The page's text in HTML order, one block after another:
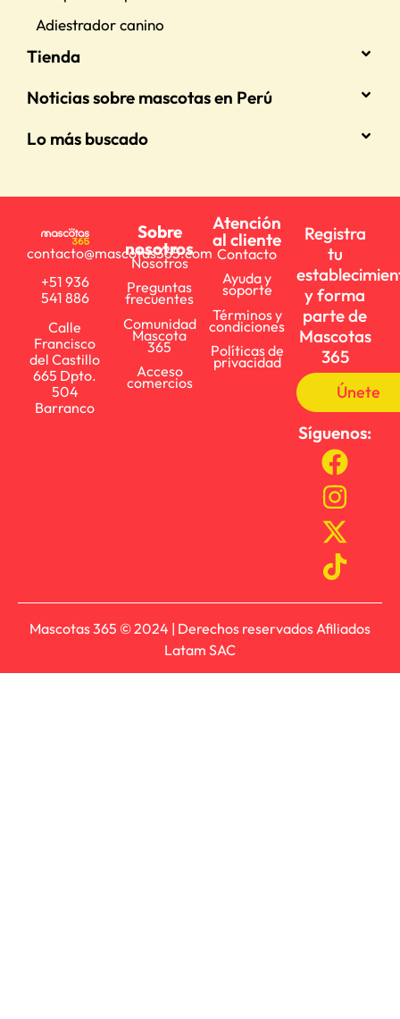
Adiestrador canino
Tienda
Noticias sobre mascotas en Perú
Lo más buscado
contacto@mascotas365.com
+51 936
541 886
Calle
Francisco
del Castillo
665 Dpto.
504
Barranco
Sobre
nosotros
Nosotros
Preguntas
frecuentes
Comunidad
Mascota
365
Acceso
comercios
Atención
al cliente
Contacto
Ayuda y
soporte
Términos y
condiciones
Políticas de
privacidad
Registra
tu
y forma
parte de
Mascotas
365
Únete
Síguenos:
Mascotas 365 © 2024 | Derechos reservados Afiliados
Latam SAC